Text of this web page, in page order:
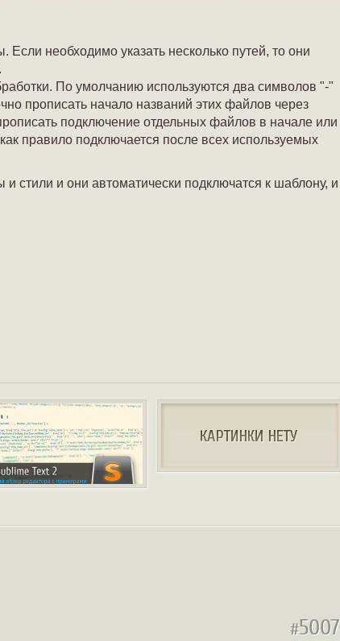
необходимо указать несколько путей, то они
По умолчанию используются два символов "-"
прописать начало названий этих файлов через
подключение отдельных файлов в начале или
правило подключается после всех используемых
стили и они автоматически подключатся к шаблону, и
#5007